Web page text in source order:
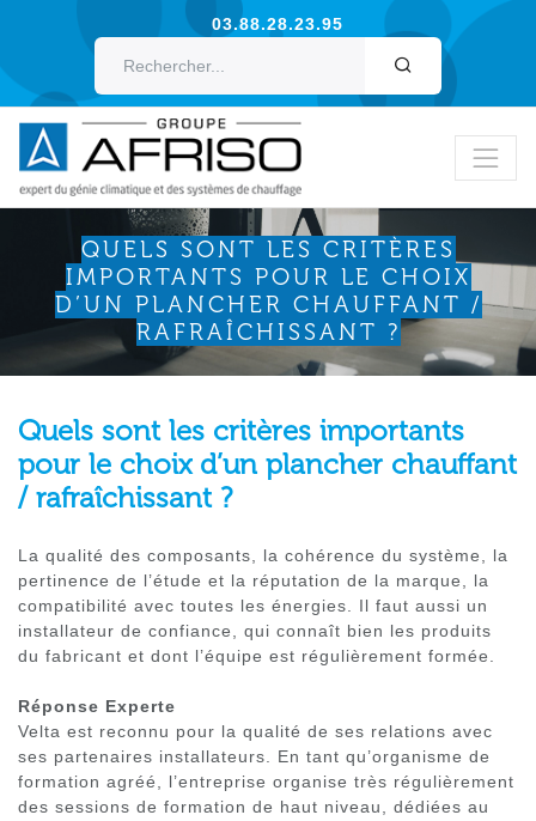
03.88.28.23.95
QUELS SONT LES CRITÈRES
IMPORTANTS POUR LE CHOIX
D’UN PLANCHER CHAUFFANT /
RAFRAÎCHISSANT ?
Quels sont les critères importants
pour le choix d’un plancher chauffant
/ rafraîchissant ?
La qualité des composants, la cohérence du système, la
pertinence de l’étude et la réputation de la marque, la
compatibilité avec toutes les énergies. Il faut aussi un
installateur de confiance, qui connaît bien les produits
du fabricant et dont l’équipe est régulièrement formée.
Réponse Experte
Velta est reconnu pour la qualité de ses relations avec
ses partenaires installateurs. En tant qu’organisme de
formation agréé, l’entreprise organise très régulièrement
des sessions de formation de haut niveau, dédiées au